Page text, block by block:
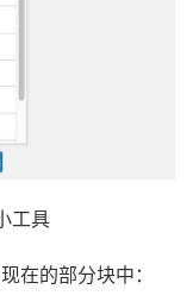
工具
在的部分块中：